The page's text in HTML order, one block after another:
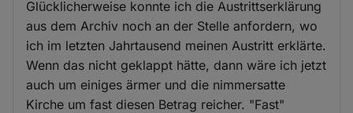
Glücklicherweise konnte ich die Austrittserklärung
aus dem Archiv noch an der Stelle anfordern, wo
ich im letzten Jahrtausend meinen Austritt erklärte.
Wenn das nicht geklappt hätte, dann wäre ich jetzt
auch um einiges ärmer und die nimmersatte
Kirche um fast diesen Betrag reicher. "Fast"